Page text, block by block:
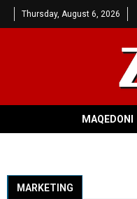
Thursday, August 6, 2026
MAQEDONI
MARKETING